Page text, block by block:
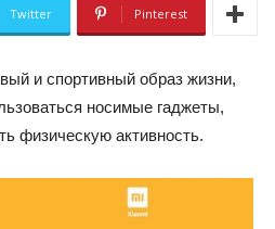
Twitter Pinterest
и спортивный образ жизни,
носимые гаджеты,
физическую активность.